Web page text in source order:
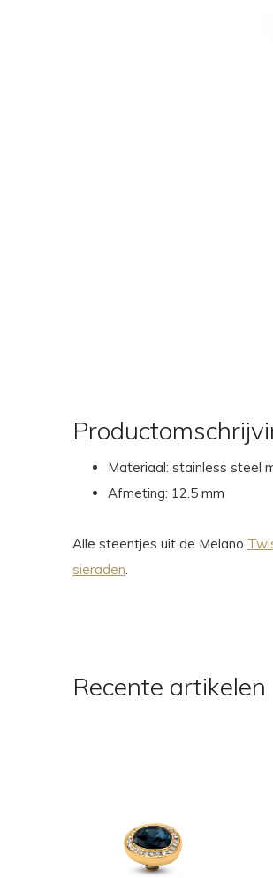
Materiaal: stainless steel
Afmeting: 12.5 mm
Alle steentjes uit de Melano
sieraden.
Recente artikelen